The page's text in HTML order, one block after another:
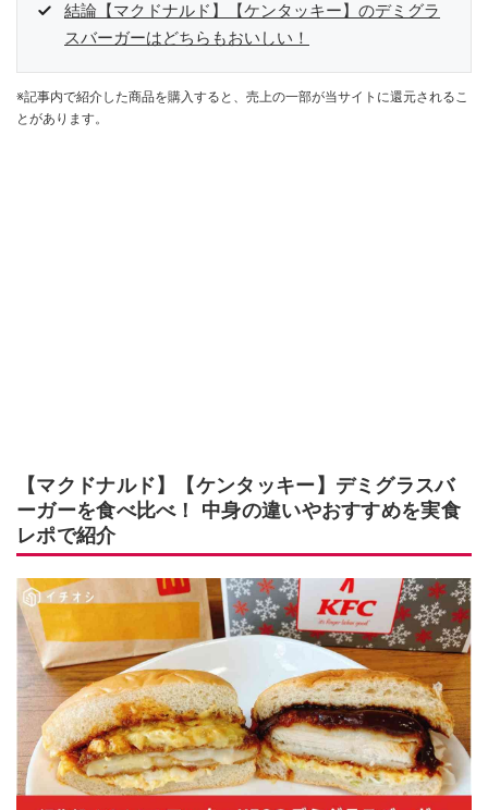
結論【マクドナルド】【ケンタッキー】のデミグラ
スバーガーはどちらもおいしい！
※記事内で紹介した商品を購入すると、売上の一部が当サイトに還元されるこ
とがあります。
【マクドナルド】【ケンタッキー】デミグラスバ
ーガーを食べ比べ！ 中身の違いやおすすめを実食
レポで紹介